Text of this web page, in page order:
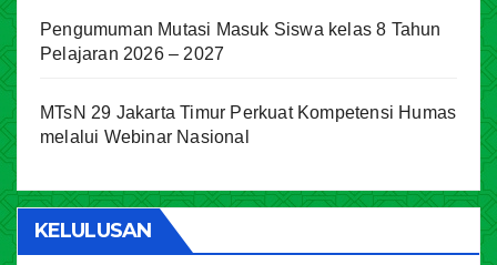
Pengumuman Mutasi Masuk Siswa kelas 8 Tahun
Pelajaran 2026 – 2027
MTsN 29 Jakarta Timur Perkuat Kompetensi Humas
melalui Webinar Nasional
KELULUSAN